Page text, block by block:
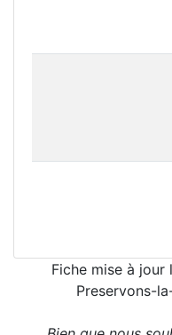
Fiche mise à
Preservons-